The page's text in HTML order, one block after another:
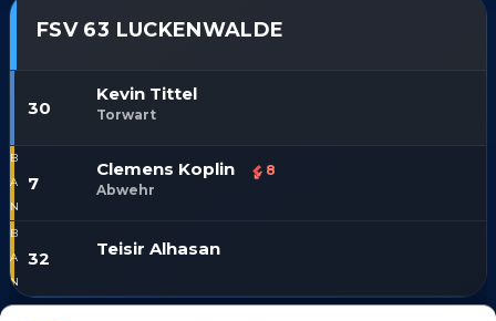
FSV 63 LUCKENWALDE
30
Kevin Tittel
Torwart
7
Clemens Koplin
8
Abwehr
32 Teisir Alhasan